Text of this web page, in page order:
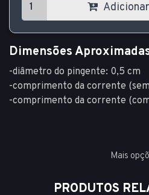
Adicionar
Dimensões
-diâmetro do pingente: 0,5 cm
-comprimento da corrente
-comprimento da corrente
Mais
PRODUTOS